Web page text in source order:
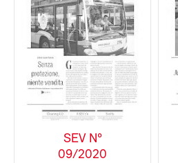
SEV N°
09/2020